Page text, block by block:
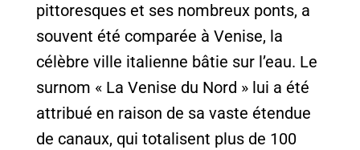
pittoresques et ses nombreux ponts, a
souvent été comparée à Venise, la
célèbre ville italienne bâtie sur l’eau. Le
surnom « La Venise du Nord » lui a été
attribué en raison de sa vaste étendue
de canaux, qui totalisent plus de 100